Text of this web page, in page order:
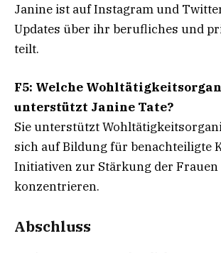
Janine ist auf Instagram und
Updates über ihr berufliches und
teilt.
F5: Welche
unterstützt Janine Tate?
Sie unterstützt
sich auf Bildung für benachteiligte
Initiativen zur Stärkung der Frauen
konzentrieren.
Abschluss